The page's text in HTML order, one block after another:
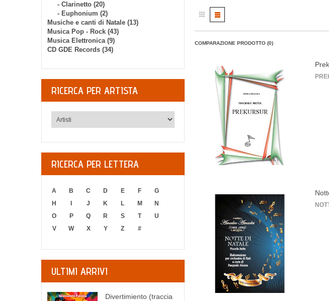
- Clarinetto (20)
- Euphonium (2)
Musiche e canti di Natale (13)
Musica Pop - Rock (43)
Musica Elettronica (9)
CD GDE Records (34)
RICERCA PER ARTISTA
RICERCA PER LETTERA
A B C D E F
G
H
J K L M
N
O
P Q R S T
U
V
W X Y Z #
ULTIMI ARRIVI
Divertimiento (traccia
COMPARAZIONE PRODOTTO (0)